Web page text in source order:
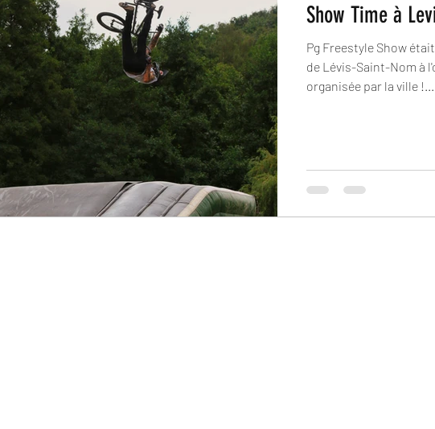
Show Time à
Pg Freestyle Show
de Lévis-Saint-Nom à
organisée par la ville !...